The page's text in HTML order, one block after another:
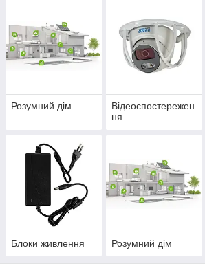
Розумний дім
Відеоспостережен
ня
Блоки живлення Розумний дім